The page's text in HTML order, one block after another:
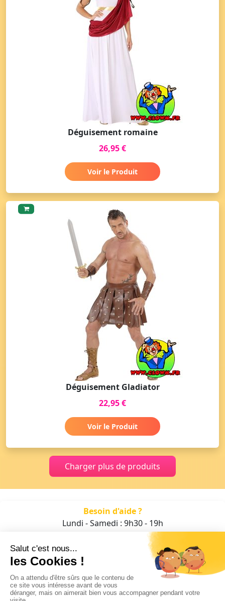
Déguisement romaine
26,95 €
Voir le Produit
Déguisement Gladiator
22,95 €
Voir le Produit
Charger plus de produits
Besoin d'aide ?
Lundi - Samedi : 9h30 - 19h